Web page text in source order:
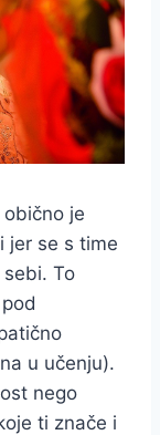
obično je
jer se s time
To
u učenju).
nego
ti znače i